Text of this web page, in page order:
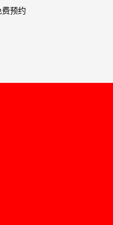
费预约